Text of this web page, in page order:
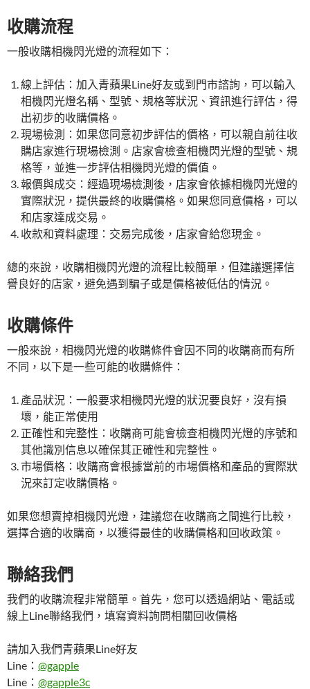
收購流程
一般收購相機閃光燈的流程如下：
線上評估：加入青蘋果Line好友或到門市諮詢，可以輸入
相機閃光燈名稱、型號、規格等狀況、資訊進行評估，得
出初步的收購價格。
現場檢測：如果您同意初步評估的價格，可以親自前往收
購店家進行現場檢測。店家會檢查相機閃光燈的型號、規
格等，並進一步評估相機閃光燈的價值。
報價與成交：經過現場檢測後，店家會依據相機閃光燈的
實際狀況，提供最終的收購價格。如果您同意價格，可以
和店家達成交易。
收款和資料處理：交易完成後，店家會給您現金。
總的來說，收購相機閃光燈的流程比較簡單，但建議選擇信
譽良好的店家，避免遇到騙子或是價格被低估的情況。
收購條件
一般來說，相機閃光燈的收購條件會因不同的收購商而有所
不同，以下是一些可能的收購條件：
產品狀況：一般要求相機閃光燈的狀況要良好，沒有損
壞，能正常使用
正確性和完整性：收購商可能會檢查相機閃光燈的序號和
其他識別信息以確保其正確性和完整性。
市場價格：收購商會根據當前的市場價格和產品的實際狀
況來訂定收購價格。
如果您想賣掉相機閃光燈，建議您在收購商之間進行比較，
選擇合適的收購商，以獲得最佳的收購價格和回收政策。
聯絡我們
我們的收購流程非常簡單。首先，您可以透過網站、電話或
線上Line聯絡我們，填寫資料詢問相關回收價格
請加入我們青蘋果Line好友
Line： @gapple
Line： @gapple3c